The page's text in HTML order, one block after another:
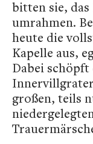
bitten sie,
umrahmen.
heute die
Kapelle aus,
Dabei schöpft
großen, teils